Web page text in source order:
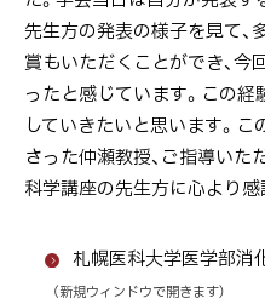
先生方の発表の様子を見て、
賞もいただくことができ、
ったと感じています。この経
していきたいと思います。
さった仲瀬教授、ご指導い
科学講座の先生方に心より感
札幌医科大学医学部消
（新規ウィンドウで開きます）